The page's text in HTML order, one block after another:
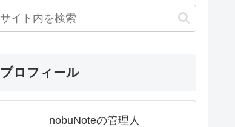
プロフィール
nobuNoteの管理人